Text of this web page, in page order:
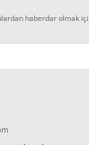
haberdar olmak